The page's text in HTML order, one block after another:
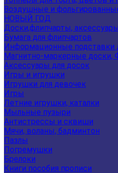
Воздушные и
НОВЫЙ ГОД
Доски,флипчарты, аксессуары
Бумага для флипчартов
Информационные подставки
Магнитно-маркерные доски,
Аксессуары для досок
Игры и игрушки
Игрушки для девочек
Игры
Летние игрушки, каталки
Мыльные пузыри
Антистрессы и сквиши
Мячи, воланы, бадминтон
Пазлы
Погремушки
Брелоки
Книги пособия прописи